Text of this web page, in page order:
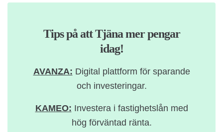
Tips på att Tjäna mer pengar
idag!
AVANZA: Digital plattform för sparande
och investeringar.
KAMEO: Investera i fastighetslån med
hög förväntad ränta.